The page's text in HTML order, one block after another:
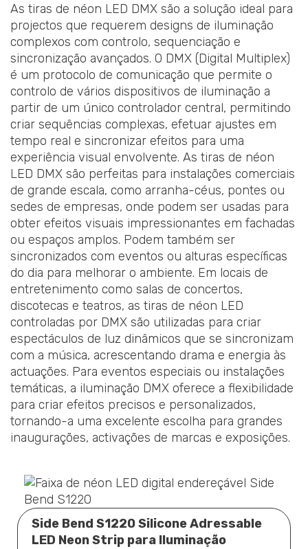
As tiras de néon LED DMX são a solução ideal para
projectos que requerem designs de iluminação
complexos com controlo, sequenciação e
sincronização avançados. O DMX (Digital Multiplex)
é um protocolo de comunicação que permite o
controlo de vários dispositivos de iluminação a
partir de um único controlador central, permitindo
criar sequências complexas, efetuar ajustes em
tempo real e sincronizar efeitos para uma
experiência visual envolvente. As tiras de néon
LED DMX são perfeitas para instalações comerciais
de grande escala, como arranha-céus, pontes ou
sedes de empresas, onde podem ser usadas para
obter efeitos visuais impressionantes em fachadas
ou espaços amplos. Podem também ser
sincronizados com eventos ou alturas específicas
do dia para melhorar o ambiente. Em locais de
entretenimento como salas de concertos,
discotecas e teatros, as tiras de néon LED
controladas por DMX são utilizadas para criar
espectáculos de luz dinâmicos que se sincronizam
com a música, acrescentando drama e energia às
actuações. Para eventos especiais ou instalações
temáticas, a iluminação DMX oferece a flexibilidade
para criar efeitos precisos e personalizados,
tornando-a uma excelente escolha para grandes
inaugurações, activações de marcas e exposições.
Side Bend S1220 Silicone Adressable
LED Neon Strip para Iluminação